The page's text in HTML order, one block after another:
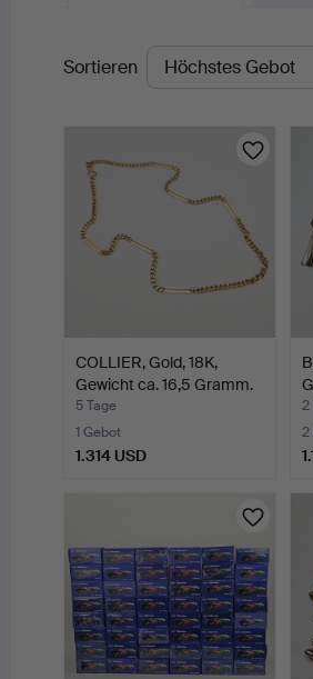
Laufende
Auktionen
Sortieren
COLLIER, Gold, 18K,
Gewicht ca. 16,5 Gramm.
5 Tage
1 Gebot
1.314 USD
2
2